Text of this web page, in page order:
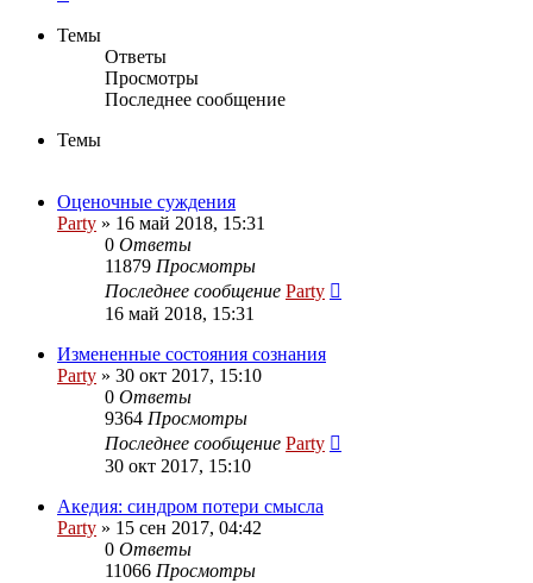
Темы
Ответы
Просмотры
Последнее сообщение
Темы
Оценочные суждения
Party » 16 май 2018, 15:31
0 Ответы
11879 Просмотры
Последнее сообщение Party
16 май 2018, 15:31
Измененные состояния сознания
Party » 30 окт 2017, 15:10
0 Ответы
9364 Просмотры
Последнее сообщение Party
30 окт 2017, 15:10
Акедия: синдром потери смысла
Party » 15 сен 2017, 04:42
0 Ответы
11066 Просмотры